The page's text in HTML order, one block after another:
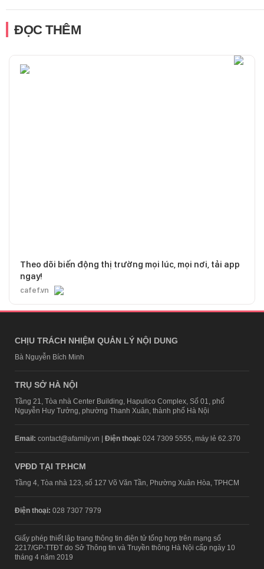
ĐỌC THÊM
Theo dõi biến động thị trường mọi lúc, mọi nơi, tải app
ngay!
cafef.vn
CHỊU TRÁCH NHIỆM QUẢN LÝ NỘI DUNG
Bà Nguyễn Bích Minh
TRỤ SỞ HÀ NỘI
Tầng 21, Tòa nhà Center Building, Hapulico Complex, Số 01, phố
Nguyễn Huy Tưởng, phường Thanh Xuân, thành phố Hà Nội
Email: contact@afamily.vn | Điện thoại: 024 7309 5555, máy lẻ 62.370
VPĐD TẠI TP.HCM
Tầng 4, Tòa nhà 123, số 127 Võ Văn Tần, Phường Xuân Hòa, TPHCM
Điện thoại: 028 7307 7979
Giấy phép thiết lập trang thông tin điện tử tổng hợp trên mạng số
2217/GP-TTĐT do Sở Thông tin và Truyền thông Hà Nội cấp ngày 10
tháng 4 năm 2019